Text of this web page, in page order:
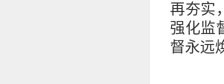
再夯实
强化监
督永远